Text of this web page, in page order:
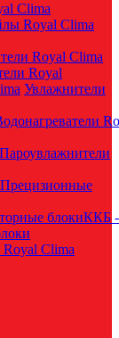
Clima
Royal Clima
Royal Clima
Royal
Увлажнители
Пароувлажнители
Прецизионные
ККБ -
Clima